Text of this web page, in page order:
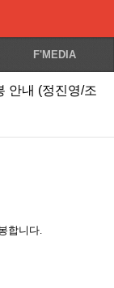
F'MEDIA
안내 (정진영/조
합니다.